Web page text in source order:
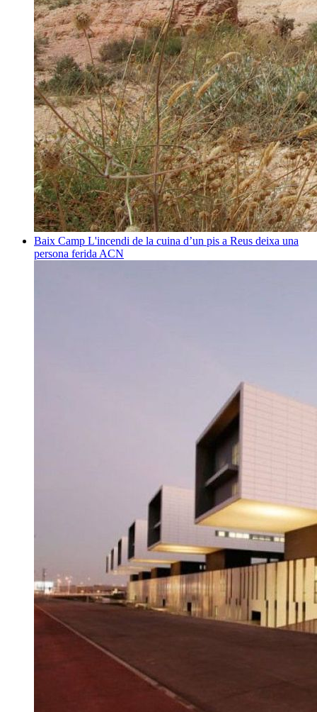
Baix Camp L'incendi de la cuina d’un pis a Reus deixa una
persona ferida ACN